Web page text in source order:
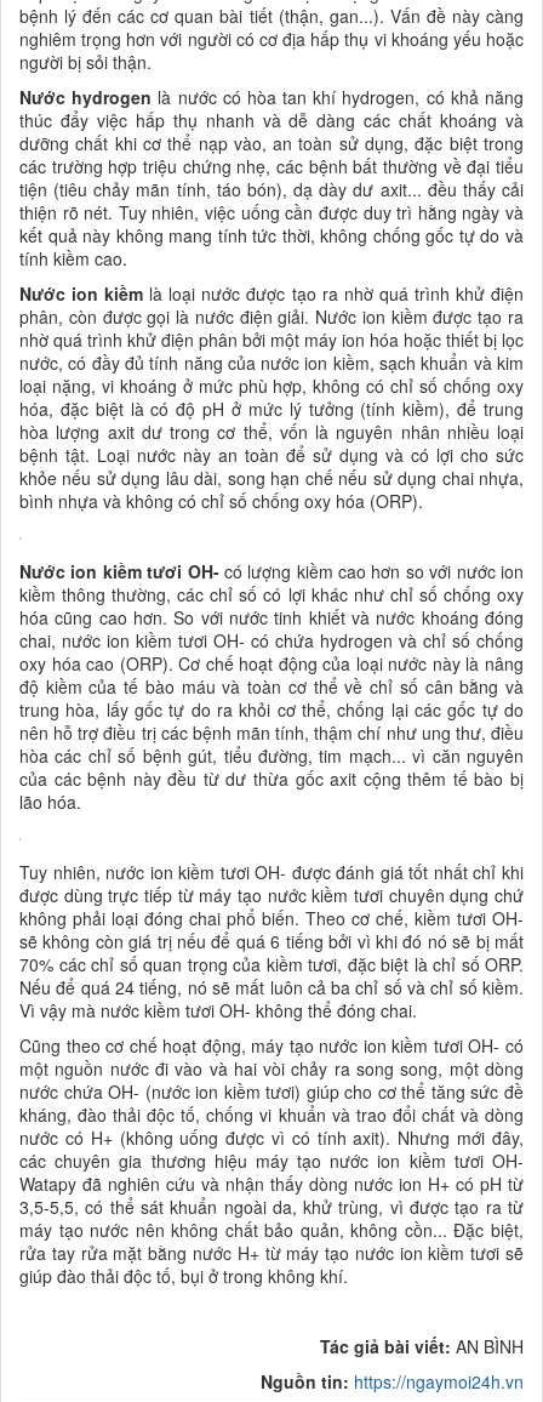
bệnh lý đến các cơ quan bài tiết (thận, gan...). Vấn đề này càng
nghiêm trọng hơn với người có cơ địa hấp thụ vi khoáng yếu hoặc
người bị sỏi thận.
Nước hydrogen là nước có hòa tan khí hydrogen, có khả năng
thúc đẩy việc hấp thụ nhanh và dễ dàng các chất khoáng và
dưỡng chất khi cơ thể nạp vào, an toàn sử dụng, đặc biệt trong
các trường hợp triệu chứng nhẹ, các bệnh bất thường về đại tiểu
tiện (tiêu chảy mãn tính, táo bón), dạ dày dư axit... đều thấy cải
thiện rõ nét. Tuy nhiên, việc uống cần được duy trì hằng ngày và
kết quả này không mang tính tức thời, không chống gốc tự do và
tính kiềm cao.
Nước ion kiềm là loại nước được tạo ra nhờ quá trình khử điện
phân, còn được gọi là nước điện giải. Nước ion kiềm được tạo ra
nhờ quá trình khử điện phân bởi một máy ion hóa hoặc thiết bị lọc
nước, có đầy đủ tính năng của nước ion kiềm, sạch khuẩn và kim
loại nặng, vi khoáng ở mức phù hợp, không có chỉ số chống oxy
hóa, đặc biệt là có độ pH ở mức lý tưởng (tính kiềm), để trung
hòa lượng axit dư trong cơ thể, vốn là nguyên nhân nhiều loại
bệnh tật. Loại nước này an toàn để sử dụng và có lợi cho sức
khỏe nếu sử dụng lâu dài, song hạn chế nếu sử dụng chai nhựa,
bình nhựa và không có chỉ số chống oxy hóa (ORP).
Nước ion kiềm tươi OH-có lượng kiềm cao hơn so với nước ion
kiềm thông thường, các chỉ số có lợi khác như chỉ số chống oxy
hóa cũng cao hơn. So với nước tinh khiết và nước khoáng đóng
chai, nước ion kiềm tươi OH- có chứa hydrogen và chỉ số chống
oxy hóa cao (ORP). Cơ chế hoạt động của loại nước này là nâng
độ kiềm của tế bào máu và toàn cơ thể về chỉ số cân bằng và
trung hòa, lấy gốc tự do ra khỏi cơ thể, chống lại các gốc tự do
nên hỗ trợ điều trị các bệnh mãn tính, thậm chí như ung thư, điều
hòa các chỉ số bệnh gút, tiểu đường, tim mạch... vì căn nguyên
của các bệnh này đều từ dư thừa gốc axit cộng thêm tế bào bị
lão hóa.
Tuy nhiên, nước ion kiềm tươi OH- được đánh giá tốt nhất chỉ khi
được dùng trực tiếp từ máy tạo nước kiềm tươi chuyên dụng chứ
không phải loại đóng chai phổ biến. Theo cơ chế, kiềm tươi OH-
sẽ không còn giá trị nếu để quá 6 tiếng bởi vì khi đó nó sẽ bị mất
70% các chỉ số quan trọng của kiềm tươi, đặc biệt là chỉ số ORP.
Nếu để quá 24 tiếng, nó sẽ mất luôn cả ba chỉ số và chỉ số kiềm.
Vì vậy mà nước kiềm tươi OH- không thể đóng chai.
Cũng theo cơ chế hoạt động, máy tạo nước ion kiềm tươi OH- có
một nguồn nước đi vào và hai vòi chảy ra song song, một dòng
nước chứa OH- (nước ion kiềm tươi) giúp cho cơ thể tăng sức đề
kháng, đào thải độc tố, chống vi khuẩn và trao đổi chất và dòng
nước có H+ (không uống được vì có tính axit). Nhưng mới đây,
các chuyên gia thương hiệu máy tạo nước ion kiềm tươi OH-
Watapy đã nghiên cứu và nhận thấy dòng nước ion H+ có pH từ
3,5-5,5, có thể sát khuẩn ngoài da, khử trùng, vì được tạo ra từ
máy tạo nước nên không chất bảo quản, không cồn... Đặc biệt,
rửa tay rửa mặt bằng nước H+ từ máy tạo nước ion kiềm tươi sẽ
giúp đào thải độc tố, bụi ở trong không khí.
Tác giả bài viết: AN BÌNH
Nguồn tin: https://ngaymoi24h.vn